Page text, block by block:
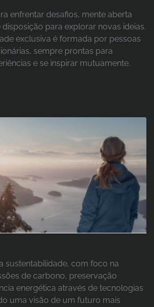
enfrentar desafios, mente aberta
para explorar novas ideias.
exclusiva é formada por pessoas
sempre prontas para
e se inspirar mutuamente.
sustentabilidade, com foco na
de carbono, preservação
energética através de tecnologias
uma visão de um futuro mais